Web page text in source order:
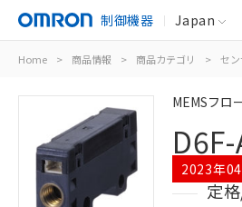
制御機器 Japan
Home > 商品情報 > 商品カテゴリ > セン
MEMSフロ
2023年
定